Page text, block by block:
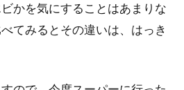
かを気にすることはあまりな
てみるとその違いは、はっき